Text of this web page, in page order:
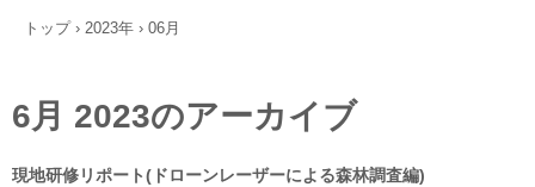
トップ › 2023年 › 06月
6月 2023のアーカイブ
現地研修リポート(ドローンレーザーによる森林調査編)